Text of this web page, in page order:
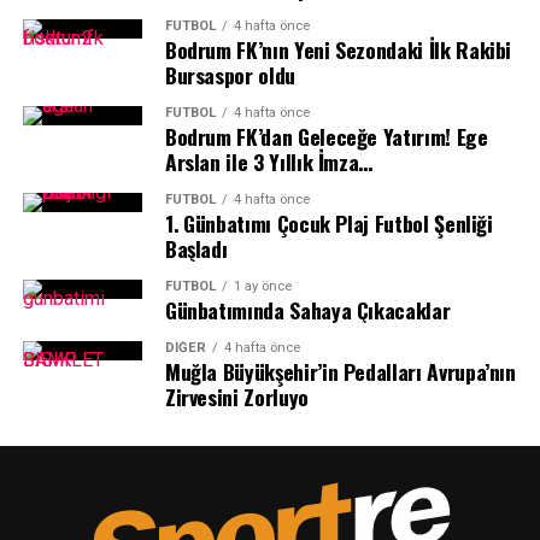
Muğla ve Türkiye’nin Tanıtımına Katkı
Sağlayacak
Uluslararası birçok önemli takımın yer alacağı
organizasyonda Muğla Büyükşehir Belediyesi Kıta
Bisiklet Takımı yalnızca sportif başarı için değil,
Muğla’nın ve Türkiye’nin tanıtımı için de önemli bir
görev üstlenecek. Avrupa’nın dikkatle takip ettiği yarışta
Türk bayrağını taşıyacak sporcular, uluslararası alanda
önemli bir temsil sorumluluğu da üstlenecek.
İlker Cömert: Avrupa’nın En Önemli
Bisiklet Takımları Katılıyor”
Koordinatörü İlker Cömert, Avrupa’nın en prestijli
yarışlarından birinde mücadele edecek olmanın büyük
FUTBOL 4 hafta önce
Bodrum FK’nın Yeni Sezondaki İlk Rakibi
Bursaspor oldu
FUTBOL 4 hafta önce
Bodrum FK’dan Geleceğe Yatırım! Ege
Arslan ile 3 Yıllık İmza…
FUTBOL 4 hafta önce
1.⁠ ⁠Günbatımı Çocuk Plaj Futbol Şenliği
Başladı
FUTBOL 1 ay önce
Günbatımında Sahaya Çıkacaklar
DIĞER 4 hafta önce
Muğla Büyükşehir’in Pedalları Avrupa’nın
Zirvesini Zorluyo